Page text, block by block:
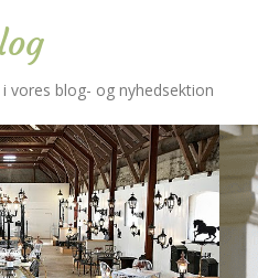
vores blog- og nyhedsektion